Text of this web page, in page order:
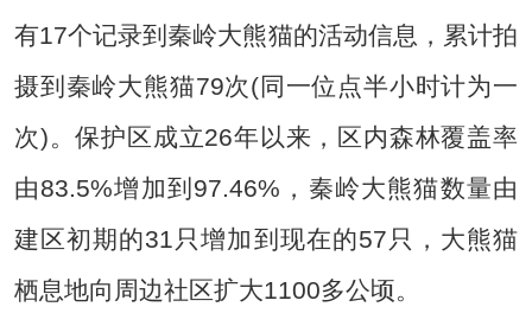
有17个记录到秦岭大熊猫的活动信息，累计拍
摄到秦岭大熊猫79次(同一位点半小时计为一
次)。保护区成立26年以来，区内森林覆盖率
由83.5%增加到97.46%，秦岭大熊猫数量由
建区初期的31只增加到现在的57只，大熊猫
栖息地向周边社区扩大1100多公顷。